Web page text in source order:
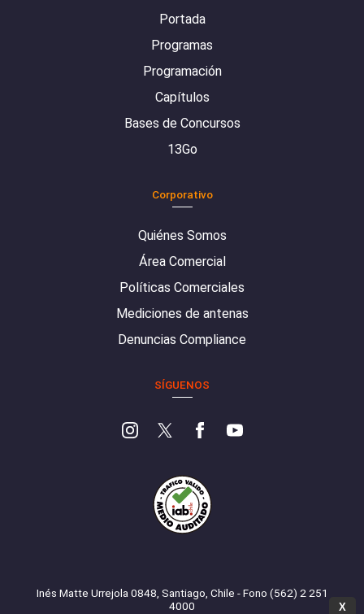
Portada
Programas
Programación
Capítulos
Bases de Concursos
13Go
Corporativo
Quiénes Somos
Área Comercial
Políticas Comerciales
Mediciones de antenas
Denuncias Compliance
SÍGUENOS
Inés Matte Urrejola 0848, Santiago, Chile - Fono (562) 2 251
4000
X